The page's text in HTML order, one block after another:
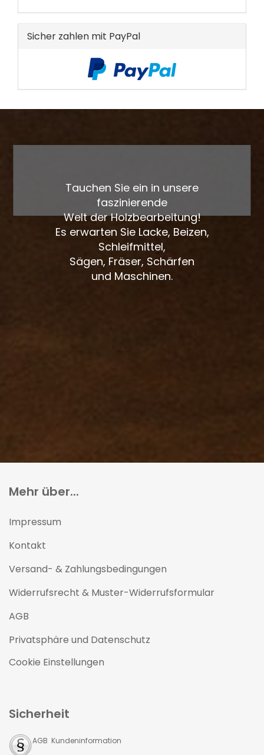
EIN.
Sicher zahlen mit PayPal
Tauchen Sie ein in unsere
faszinierende
Welt der Holzbearbeitung!
Es erwarten Sie Lacke, Beizen,
Schleifmittel,
Sägen, Fräser, Schärfen
und Maschinen.
Mehr über...
Impressum
Kontakt
Versand- & Zahlungsbedingungen
Widerrufsrecht & Muster-Widerrufsformular
AGB
Privatsphäre und Datenschutz
Cookie Einstellungen
Sicherheit
AGB Kundeninformation